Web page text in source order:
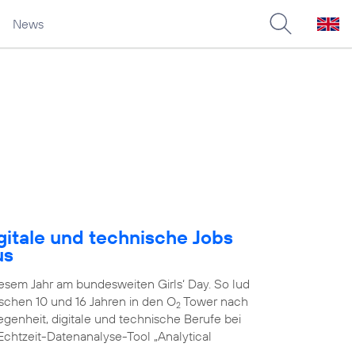
News
und technische Jobs
Jahr am bundesweiten Girls‘ Day. So lud
10 und 16 Jahren in den O2 Tower nach
digitale und technische Berufe bei
Datenanalyse-Tool „Analytical